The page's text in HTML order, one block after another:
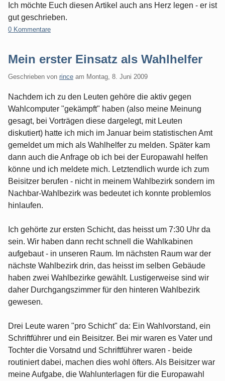
Ich möchte Euch diesen Artikel auch ans Herz legen - er ist
gut geschrieben.
0 Kommentare
Mein erster Einsatz als Wahlhelfer
Geschrieben von rince am Montag, 8. Juni 2009
Nachdem ich zu den Leuten gehöre die aktiv gegen
Wahlcomputer "gekämpft" haben (also meine Meinung
gesagt, bei Vorträgen diese dargelegt, mit Leuten
diskutiert) hatte ich mich im Januar beim statistischen Amt
gemeldet um mich als Wahlhelfer zu melden. Später kam
dann auch die Anfrage ob ich bei der Europawahl helfen
könne und ich meldete mich. Letztendlich wurde ich zum
Beisitzer berufen - nicht in meinem Wahlbezirk sondern im
Nachbar-Wahlbezirk was bedeutet ich konnte problemlos
hinlaufen.
Ich gehörte zur ersten Schicht, das heisst um 7:30 Uhr da
sein. Wir haben dann recht schnell die Wahlkabinen
aufgebaut - in unseren Raum. Im nächsten Raum war der
nächste Wahlbezirk drin, das heisst im selben Gebäude
haben zwei Wahlbezirke gewählt. Lustigerweise sind wir
daher Durchgangszimmer für den hinteren Wahlbezirk
gewesen.
Drei Leute waren "pro Schicht" da: Ein Wahlvorstand, ein
Schriftführer und ein Beisitzer. Bei mir waren es Vater und
Tochter die Vorsatnd und Schriftführer waren - beide
routiniert dabei, machen dies wohl öfters. Als Beisitzer war
meine Aufgabe, die Wahlunterlagen für die Europawahl